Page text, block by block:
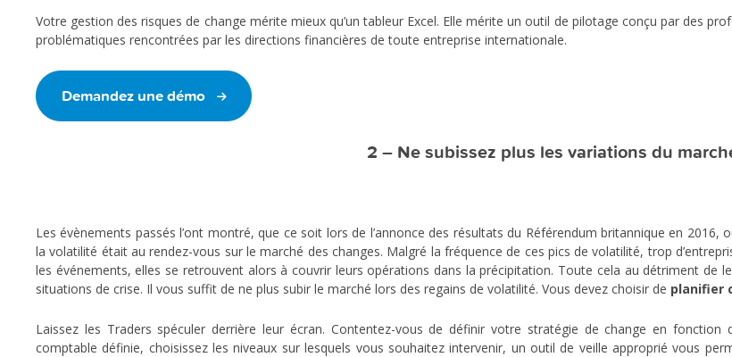
Votre gestion des risques de change mérite mieux qu’un tableur Excel. Elle mérite un outil de pilotage conçu par des
problématiques rencontrées par les directions financières de toute entreprise internationale.
Demandez une démo
2 – Ne subissez plus les variations du
Les évènements passés l’ont montré, que ce soit lors de l’annonce des résultats du Référendum britannique en
la volatilité était au rendez-vous sur le marché des changes. Malgré la fréquence de ces pics de volatilité, trop
les événements, elles se retrouvent alors à couvrir leurs opérations dans la précipitation. Toute cela au détriment de
situations de crise. Il vous suffit de ne plus subir le marché lors des regains de volatilité. Vous devez choisir de planifier
Laissez les Traders spéculer derrière leur écran. Contentez-vous de définir votre stratégie de change en
comptable définie, choisissez les niveaux sur lesquels vous souhaitez intervenir, un outil de veille approprié vous